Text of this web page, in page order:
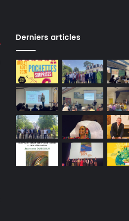
l
l
a
p
r
é
c
t
u
Derniers articles